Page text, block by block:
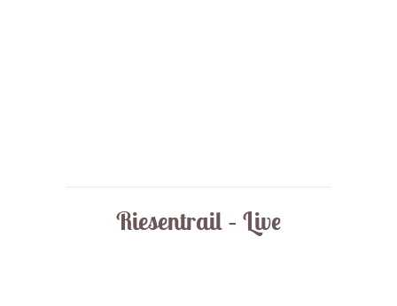
Riesentrail – Live